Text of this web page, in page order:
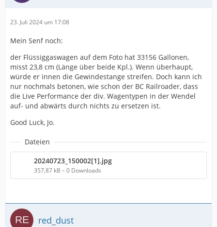
23. Juli 2024 um 17:08
Mein Senf noch:
der Flüssiggaswagen auf dem Foto hat 33156 Gallonen,
misst 23,8 cm (Länge über beide Kpl.). Wenn überhaupt,
würde er innen die Gewindestange streifen. Doch kann ich
nur nochmals betonen, wie schon der BC Railroader, dass
die Live Performance der div. Wagentypen in der Wendel
auf- und abwärts durch nichts zu ersetzen ist.
Good Luck, Jo.
Dateien
20240723_150002[1].jpg
357,87 kB – 0 Downloads
red_dust